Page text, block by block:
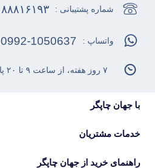
با جهان چاپگر
خدمات مشتریان
راهنمای خرید از جهان چاپگر
شماره پشتیبانی : ۸۸۸۱۶۱۹۳ - ۰۲۱
واتساپ : 0992-1050637
۷ روز هفته، از ساعت ۹ تا ۲۰ پاسخگوی شما هستیم